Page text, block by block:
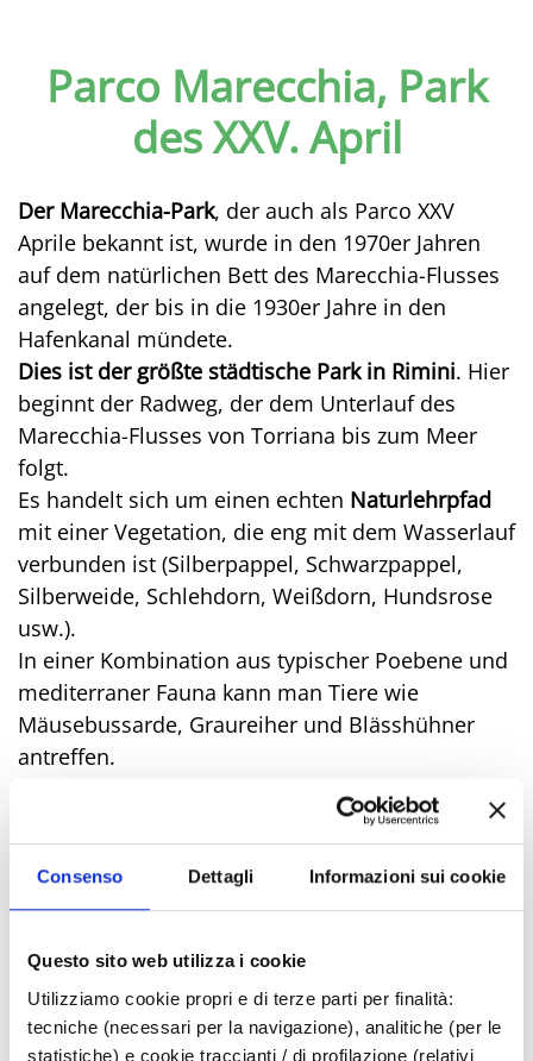
Consenso Dettagli Informazioni sui cookie
Questo sito web utilizza i cookie
Utilizziamo cookie propri e di terze parti per finalità:
tecniche (necessari per la navigazione), analitiche (per le
statistiche) e cookie traccianti / di profilazione (relativi
Parco Marecchia, Park
des XXV. April
Der Marecchia-Park, der auch als Parco XXV
Aprile bekannt ist, wurde in den 1970er Jahren
auf dem natürlichen Bett des Marecchia-Flusses
angelegt, der bis in die 1930er Jahre in den
Hafenkanal mündete.
Dies ist der größte städtische Park in Rimini. Hier
beginnt der Radweg, der dem Unterlauf des
Marecchia-Flusses von Torriana bis zum Meer
folgt.
Es handelt sich um einen echten Naturlehrpfad
mit einer Vegetation, die eng mit dem Wasserlauf
verbunden ist (Silberpappel, Schwarzpappel,
Silberweide, Schlehdorn, Weißdorn, Hundsrose
usw.).
In einer Kombination aus typischer Poebene und
mediterraner Fauna kann man Tiere wie
Mäusebussarde, Graureiher und Blässhühner
antreffen.
Entlang des Parks gibt es Spielplätze und
Sportanlagen. Die Route führt unweit des
Golfclubs von Rimini vorbei.
Fläche: 234.790 m²
Bereich, in dem Hunde ohne Leinen- und
Maulkorbpflicht frei herumlaufen können.